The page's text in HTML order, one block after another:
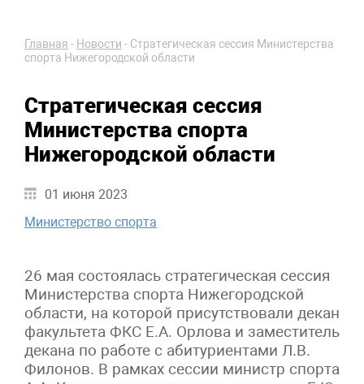
Главная - Новости - Стратегическая сессия Министерства
спорта Нижегородской области
Стратегическая сессия
Министерства спорта
Нижегородской области
01 июня 2023
Министерство спорта
26 мая состоялась стратегическая сессия
Министерства спорта Нижегородской
области, на которой присутствовали декан
факультета ФКС Е.А. Орлова и заместитель
декана по работе с абитуриентами Л.В.
Филонов. В рамках сессии министр спорта